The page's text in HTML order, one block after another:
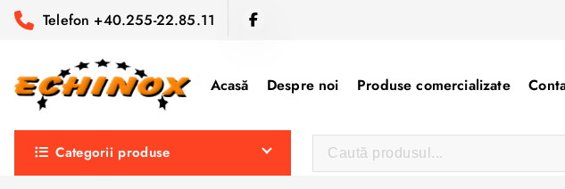
Telefon +40.255-22.85.11
Acasă Despre noi Produse comercializate
Categorii produse